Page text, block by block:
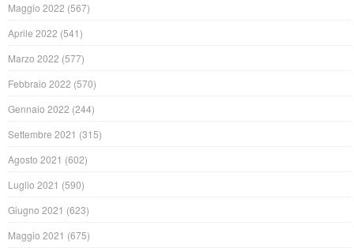
Maggio 2022 (567)
Aprile 2022 (541)
Marzo 2022 (577)
Febbraio 2022 (570)
Gennaio 2022 (244)
Settembre 2021 (315)
Agosto 2021 (602)
Luglio 2021 (590)
Giugno 2021 (623)
Maggio 2021 (675)